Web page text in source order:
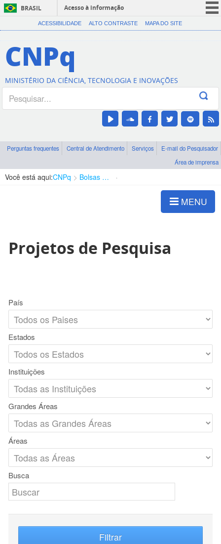
BRASIL
Acesso à informação
CORONAVÍRUS (COVID-19)
Canais
ACESSIBILIDADE ALTO CONTRASTE MAPA DO SITE
CNPq
MINISTÉRIO DA CIÊNCIA, TECNOLOGIA E INOVAÇÕES
Perguntas frequentes Central de Atendimento Serviços
E-mail do Pesquisador
Área de imprensa
Você está aqui:CNPq Bolsas e Auxílios Vigentes
MENU
Projetos de Pesquisa
País
Estados
Instituições
Grandes Áreas
Áreas
Busca
Filtrar